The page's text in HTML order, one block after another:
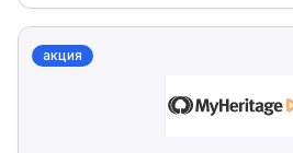
акция